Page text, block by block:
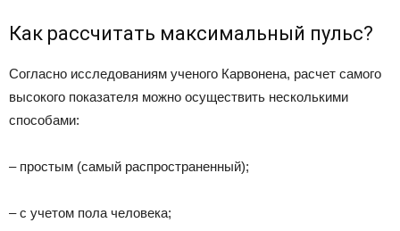
Как рассчитать максимальный пульс?
Согласно исследованиям ученого Карвонена, расчет самого
высокого показателя можно осуществить несколькими
способами:
– простым (самый распространенный);
– с учетом пола человека;